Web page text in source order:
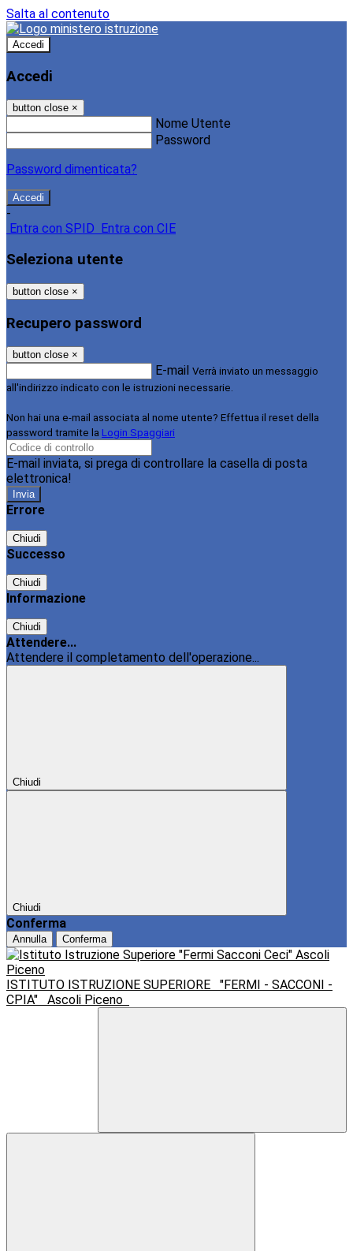
Salta al contenuto
Accedi
Accedi
button close ×
Nome Utente
Password
Password dimenticata?
-
Entra con SPID
Entra con CIE
Seleziona utente
button close ×
Recupero password
button close ×
E-mail Verrà inviato un messaggio
all'indirizzo indicato con le istruzioni necessarie.
Non hai una e-mail associata al nome utente? Effettua il reset della
password tramite la Login Spaggiari
E-mail inviata, si prega di controllare la casella di posta
elettronica!
Errore
Chiudi
Successo
Chiudi
Informazione
Chiudi
Attendere...
Attendere il completamento dell'operazione...
Chiudi
Chiudi
Conferma
Annulla Conferma
ISTITUTO ISTRUZIONE SUPERIORE
"FERMI - SACCONI -
CPIA"
Ascoli Piceno